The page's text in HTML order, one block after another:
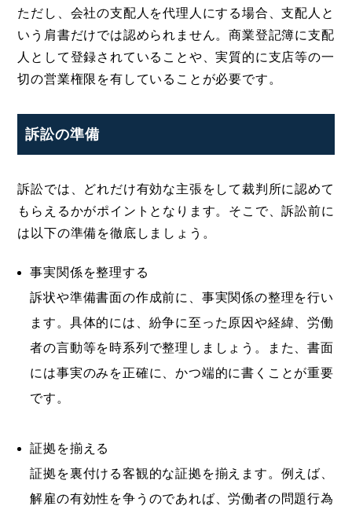
ただし、会社の支配人を代理人にする場合、支配人と
いう肩書だけでは認められません。商業登記簿に支配
人として登録されていることや、実質的に支店等の一
切の営業権限を有していることが必要です。
訴訟の準備
訴訟では、どれだけ有効な主張をして裁判所に認めて
もらえるかがポイントとなります。そこで、訴訟前に
は以下の準備を徹底しましょう。
事実関係を整理する
訴状や準備書面の作成前に、事実関係の整理を行い
ます。具体的には、紛争に至った原因や経緯、労働
者の言動等を時系列で整理しましょう。また、書面
には事実のみを正確に、かつ端的に書くことが重要
です。
証拠を揃える
証拠を裏付ける客観的な証拠を揃えます。例えば、
解雇の有効性を争うのであれば、労働者の問題行為